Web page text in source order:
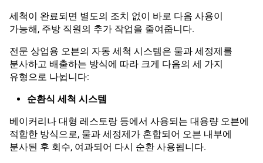
세척이 완료되면 별도의 조치 없이 바로 다음 사용이
가능해, 주방 직원의 추가 작업을 줄여줍니다.
전문 상업용 오븐의 자동 세척 시스템은 물과 세정제를
분사하고 배출하는 방식에 따라 크게 다음의 세 가지
유형으로 나뉩니다:
순환식 세척 시스템
베이커리나 대형 레스토랑 등에서 사용되는 대용량 오븐에
적합한 방식으로, 물과 세정제가 혼합되어 오븐 내부에
분사된 후 회수, 여과되어 다시 순환 사용됩니다.